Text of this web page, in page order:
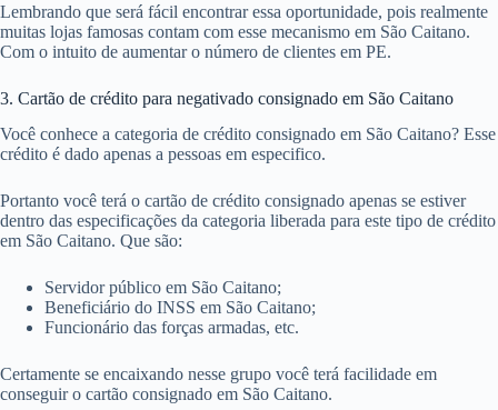
Lembrando que será fácil encontrar essa oportunidade, pois realmente
muitas lojas famosas contam com esse mecanismo em São Caitano.
Com o intuito de aumentar o número de clientes em PE.
3. Cartão de crédito para negativado consignado em São Caitano
Você conhece a categoria de crédito consignado em São Caitano? Esse
crédito é dado apenas a pessoas em especifico.
Portanto você terá o cartão de crédito consignado apenas se estiver
dentro das especificações da categoria liberada para este tipo de crédito
em São Caitano. Que são:
Servidor público em São Caitano;
Beneficiário do INSS em São Caitano;
Funcionário das forças armadas, etc.
Certamente se encaixando nesse grupo você terá facilidade em
conseguir o cartão consignado em São Caitano.